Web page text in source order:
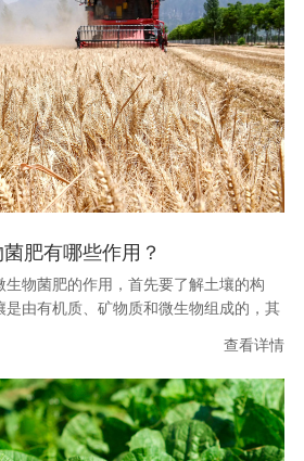
肥有哪些作用？
生物菌肥的作用，首先要了解土壤的构
是由有机质、矿物质和微生物组成的，其
，那么就会产生各种土传病害，比如灰霉
病、根结线虫等等...
查看详情